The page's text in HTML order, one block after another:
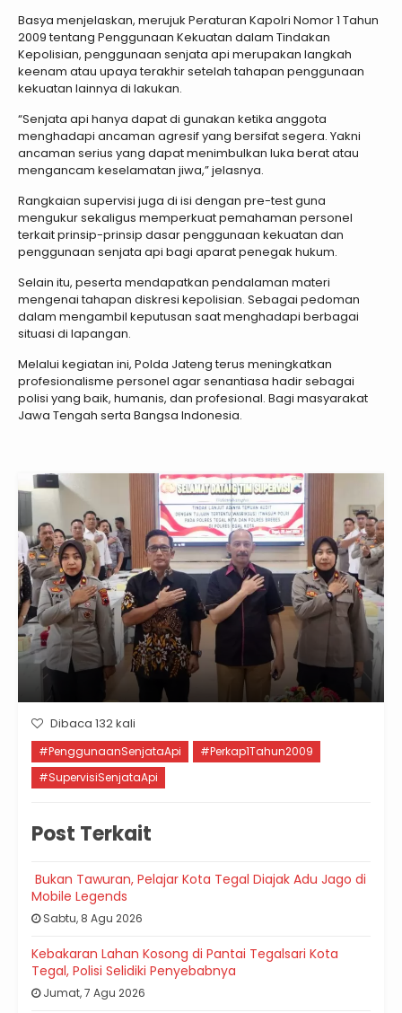
Basya menjelaskan, merujuk Peraturan Kapolri Nomor 1 Tahun
2009 tentang Penggunaan Kekuatan dalam Tindakan
Kepolisian, penggunaan senjata api merupakan langkah
keenam atau upaya terakhir setelah tahapan penggunaan
kekuatan lainnya di lakukan.
“Senjata api hanya dapat di gunakan ketika anggota
menghadapi ancaman agresif yang bersifat segera. Yakni
ancaman serius yang dapat menimbulkan luka berat atau
mengancam keselamatan jiwa,” jelasnya.
Rangkaian supervisi juga di isi dengan pre-test guna
mengukur sekaligus memperkuat pemahaman personel
terkait prinsip-prinsip dasar penggunaan kekuatan dan
penggunaan senjata api bagi aparat penegak hukum.
Selain itu, peserta mendapatkan pendalaman materi
mengenai tahapan diskresi kepolisian. Sebagai pedoman
dalam mengambil keputusan saat menghadapi berbagai
situasi di lapangan.
Melalui kegiatan ini, Polda Jateng terus meningkatkan
profesionalisme personel agar senantiasa hadir sebagai
polisi yang baik, humanis, dan profesional. Bagi masyarakat
Jawa Tengah serta Bangsa Indonesia.
Dibaca 132 kali
#PenggunaanSenjataApi
#Perkap1Tahun2009
#SupervisiSenjataApi
Post Terkait
Bukan Tawuran, Pelajar Kota Tegal Diajak Adu Jago di
Mobile Legends
Sabtu, 8 Agu 2026
Kebakaran Lahan Kosong di Pantai Tegalsari Kota
Tegal, Polisi Selidiki Penyebabnya
Jumat, 7 Agu 2026